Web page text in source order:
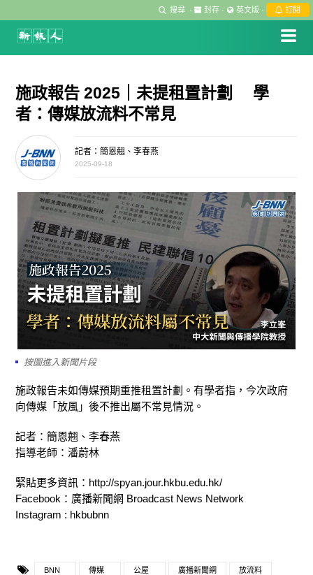
搜尋 · 封存 · 英文版 · 訂閱
施政報告 2025｜未提租置計劃 學
者：傳媒放流料不常見
記者：簡恩翹、李春燕
2025-09-18
按圖進入新聞片段
施政報告未如傳媒預期重推租置計劃。有學者指，今次政府
向傳媒「放風」後不推出屬不常見情況。
記者：簡恩翹、李春燕
指導老師：潘蔚林
緊貼更多資訊：http://spyan.jour.hkbu.edu.hk/
Facebook：廣播新聞網 Broadcast News Network
Instagram : hkbubnn
BNN 傳媒 公屋 廣播新聞網 放流料